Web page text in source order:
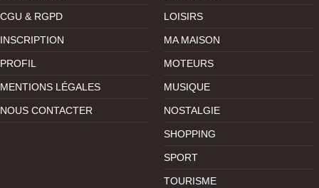
CGU & RGPD
INSCRIPTION
PROFIL
MENTIONS LÉGALES
NOUS CONTACTER
LOISIRS
MA MAISON
MOTEURS
MUSIQUE
NOSTALGIE
SHOPPING
SPORT
TOURISME